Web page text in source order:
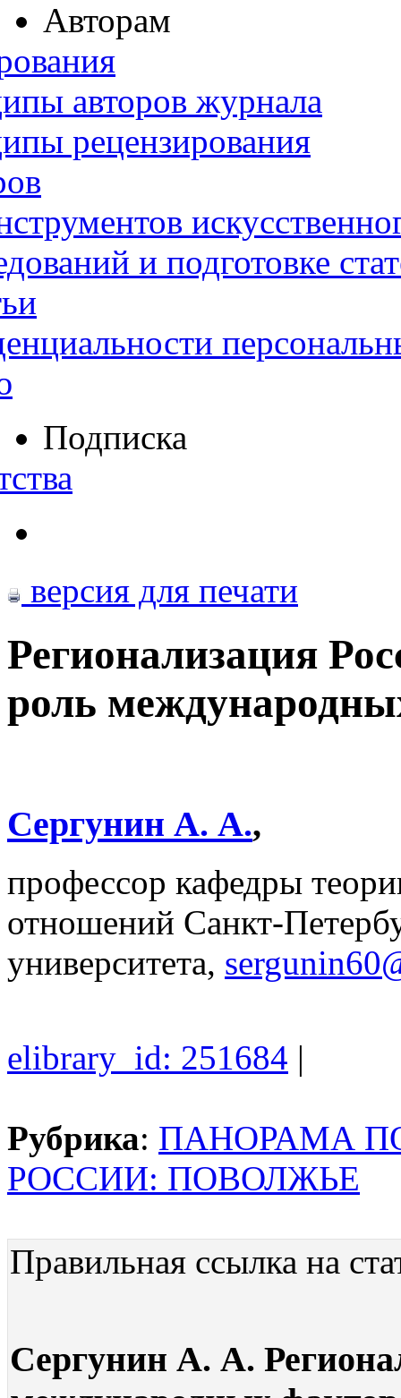
Авторам
авторов журнала
рецензирования
и подготовке
Подписка
версия для печати
Регионализация
роль
Сергунин А. А.,
профессор кафедры
отношений Санкт-
университета,
elibrary_id: 251684 |
Рубрика: ПАНОРАМА
РОССИИ: ПОВОЛЖЬЕ
Правильная ссылка на
Сергунин А. А.